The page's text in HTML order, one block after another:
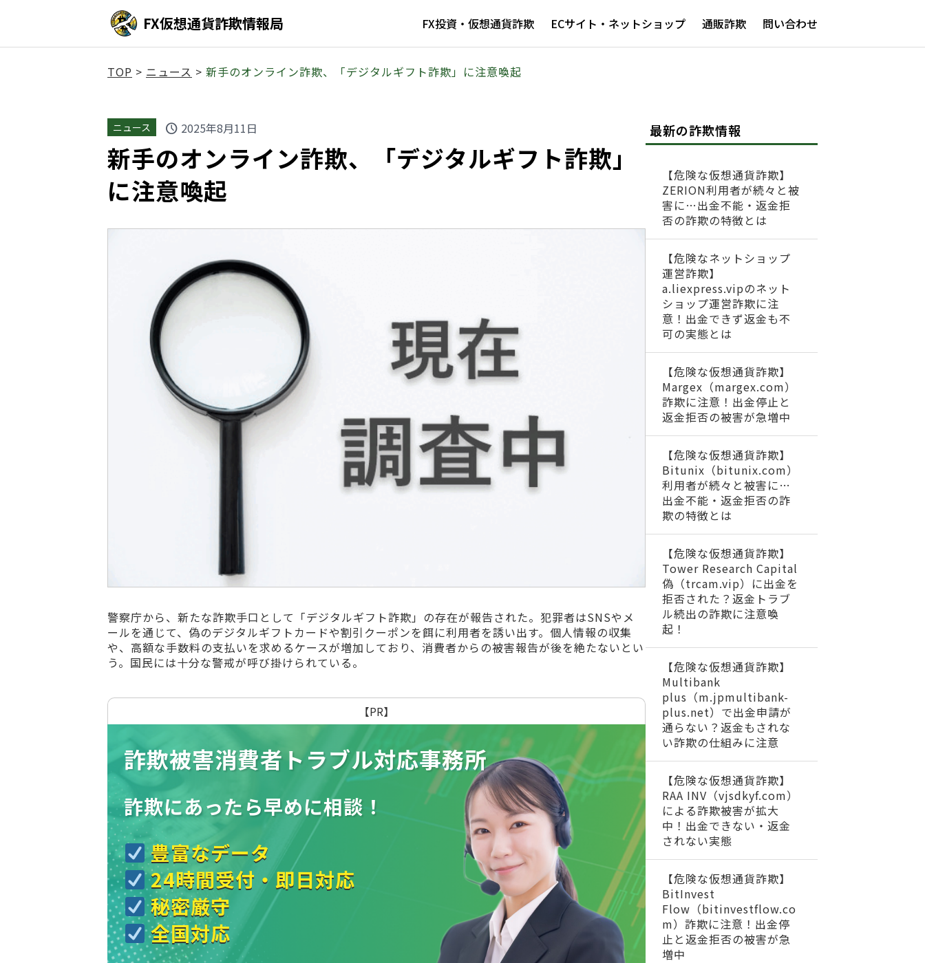
FX仮想通貨詐欺情報局 FX投資・仮想通貨詐欺 ECサイト・ネットショップ 通販詐欺 問い合わせ
TOP > ニュース > 新手のオンライン詐欺、「デジタルギフト詐欺」に注意喚起
ニュース schedule 2025年8月11日
新手のオンライン詐欺、「デジタルギフト詐欺」
に注意喚起
警察庁から、新たな詐欺手口として「デジタルギフト詐欺」の存在が報告された。犯罪者はSNSやメ
ールを通じて、偽のデジタルギフトカードや割引クーポンを餌に利用者を誘い出す。個人情報の収集
や、高額な手数料の支払いを求めるケースが増加しており、消費者からの被害報告が後を絶たないとい
う。国民には十分な警戒が呼び掛けられている。
【PR】
詐欺被害消費者トラブル対応事務所
詐欺にあったら早めに相談！
豊富なデータ
24時間受付・即日対応
秘密厳守
全国対応
最新の詐欺情報
【危険な仮想通貨詐欺】
ZERION利用者が続々と被
害に…出金不能・返金拒
否の詐欺の特徴とは
【危険なネットショップ
運営詐欺】
a.liexpress.vipのネット
ショップ運営詐欺に注
意！出金できず返金も不
可の実態とは
【危険な仮想通貨詐欺】
Margex（margex.com）
詐欺に注意！出金停止と
返金拒否の被害が急増中
【危険な仮想通貨詐欺】
Bitunix（bitunix.com）
利用者が続々と被害に…
出金不能・返金拒否の詐
欺の特徴とは
【危険な仮想通貨詐欺】
Tower Research Capital
偽（trcam.vip）に出金を
拒否された？返金トラブ
ル続出の詐欺に注意喚
起！
【危険な仮想通貨詐欺】
Multibank
plus（m.jpmultibank-
plus.net）で出金申請が
通らない？返金もされな
い詐欺の仕組みに注意
【危険な仮想通貨詐欺】
RAA INV（vjsdkyf.com）
による詐欺被害が拡大
中！出金できない・返金
されない実態
【危険な仮想通貨詐欺】
BitInvest
Flow（bitinvestflow.co
m）詐欺に注意！出金停
止と返金拒否の被害が急
増中